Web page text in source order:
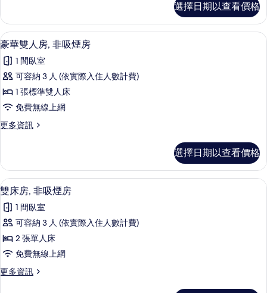
房
的
所
有
相
片
房,
非
吸
房
的
情
選擇日期以查看價格
顯
示
豪
華
雙
房,
吸
煙
房
的
所
有
相
片
豪華雙人房, 非吸煙房 | 客房內保險箱
10
豪華雙人房, 非吸煙房
1 間臥室
可容納 3 人 (依實際入住人數計費)
1 張標準雙人床
免費無線上網
更多資訊
更
雙
人
房,
吸
煙
的
詳
選擇日期以查看價格
顯
示
雙
床
房,
吸
雙床房, 非吸煙房 | 客房內保險箱、免
8
雙床房, 非吸煙房
1 間臥室
可容納 3 人 (依實際入住人數計費)
2 張單人床
免費無線上網
更多資訊
更